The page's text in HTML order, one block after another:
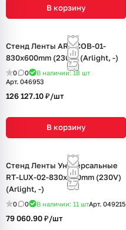
В корзину
Стенд Ленты ARL-COB-01-
830х600mm (230V) (Arlight, -)
0 0 В наличии: 18 шт
Арт. 046953
126 127.10 ₽/шт
В корзину
Стенд Ленты Универсальные
RT-LUX-02-830x600mm (230V)
(Arlight, -)
0 0 В наличии: 11 штАрт. 049215
79 060.90 ₽/шт